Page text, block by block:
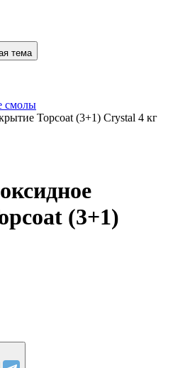
тема
смолы
Topcoat (3+1) Crystal 4 кг
(3+1)